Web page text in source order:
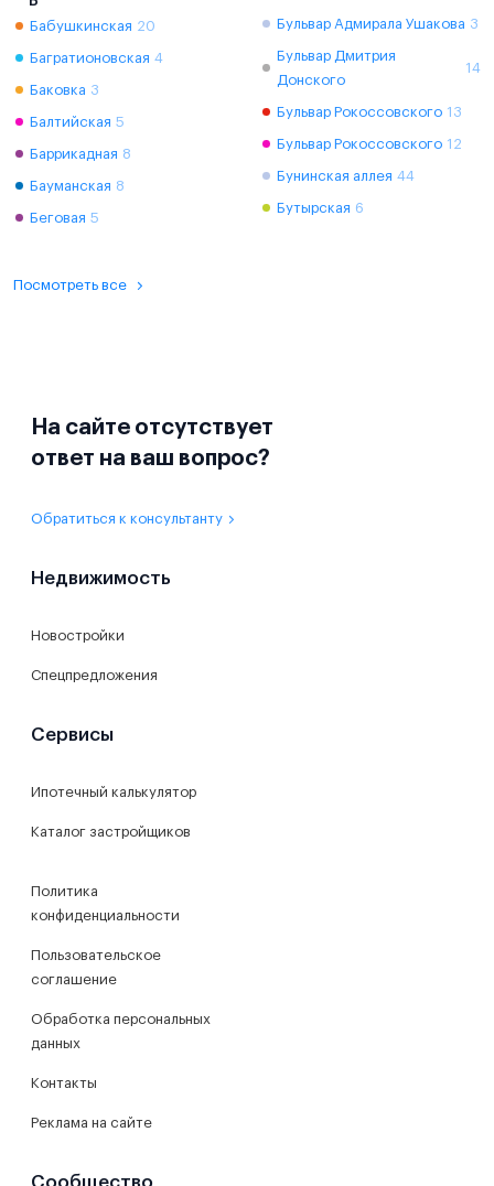
Бабушкинская 20
Багратионовская 4
Баковка 3
Балтийская 5
Баррикадная 8
Бауманская 8
Беговая 5
Бульвар Адмирала Ушакова 3
Бульвар Дмитрия
Донского
14
Бульвар Рокоссовского 13
Бульвар Рокоссовского 12
Бунинская аллея 44
Бутырская 6
Посмотреть все
На сайте отсутствует
ответ на ваш вопрос?
Обратиться к консультанту
Недвижимость
Новостройки
Спецпредложения
Сервисы
Ипотечный калькулятор
Каталог застройщиков
Политика
конфиденциальности
Пользовательское
соглашение
Обработка персональных
данных
Контакты
Реклама на сайте
Сообщество